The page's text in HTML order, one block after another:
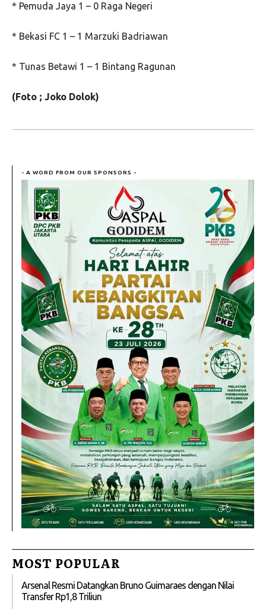
* Pemuda Jaya 1 – 0 Raga Negeri
* Bekasi FC 1 – 1 Marzuki Badriawan
* Tunas Betawi 1 – 1 Bintang Ragunan
(Foto ; Joko Dolok)
- A WORD FROM OUR SPONSORS -
MOST POPULAR
Arsenal Resmi Datangkan Bruno Guimaraes dengan Nilai
Transfer Rp1,8 Triliun